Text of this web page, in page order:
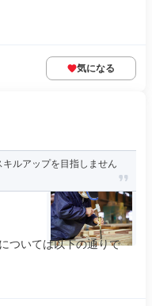
気になる
キルアップを目指しません
ついては以下の通りで